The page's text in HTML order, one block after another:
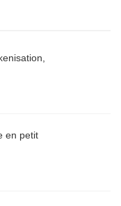
en petit